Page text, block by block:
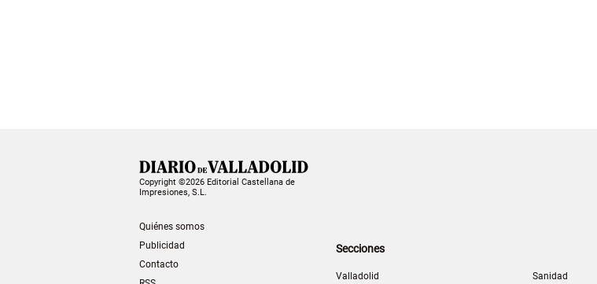
Copyright ©2026 Editorial Castellana de
Impresiones, S.L.
Quiénes somos
Publicidad
Contacto
Secciones
Valladolid Sanidad